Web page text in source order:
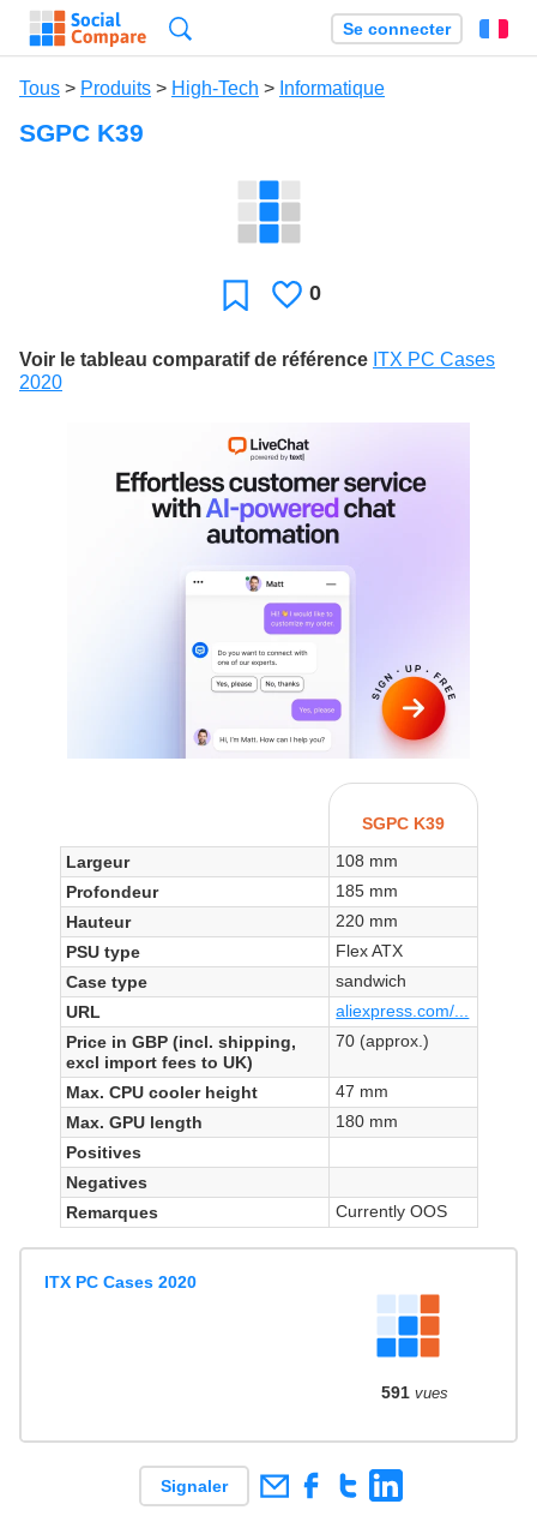
Se connecter
Tous > Produits > High-Tech > Informatique
SGPC K39
Favori J'aime
0
Voir le tableau comparatif de référence ITX PC Cases
2020
SGPC K39
Largeur
108 mm
Profondeur
185 mm
Hauteur
220 mm
PSU type
Flex ATX
Case type
sandwich
URL
aliexpress.com/...
Price in GBP (incl. shipping,
excl import fees to UK)
70 (approx.)
Max. CPU cooler height
47 mm
Max. GPU length
180 mm
Positives
Negatives
Remarques
Currently OOS
ITX PC Cases 2020
591 vues
Signaler